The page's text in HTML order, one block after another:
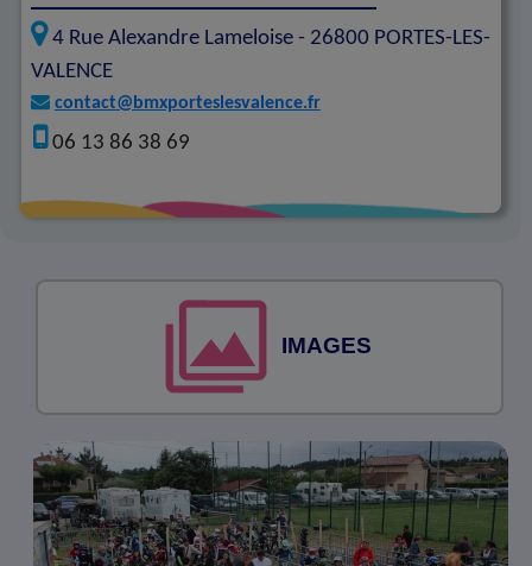
4 Rue Alexandre Lameloise - 26800 PORTES-LES-
VALENCE
contact@bmxporteslesvalence.fr
06 13 86 38 69
IMAGES